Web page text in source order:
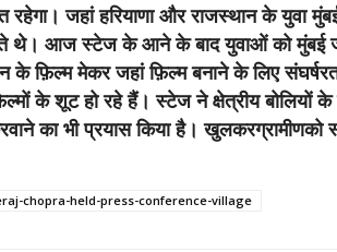
रहेगा। जहां हरियाणा और राजस्थान के युवा
थे। आज स्टेज के आने के बाद युवाओं को मुंबई
के फ़िल्म मेकर जहां फ़िल्म बनाने के लिए
के शूट हो रहे हैं। स्टेज ने क्षेत्रीय
का भी प्रयास किया है। खुलकरग्रामीणको
chopra-held-press-conference-village